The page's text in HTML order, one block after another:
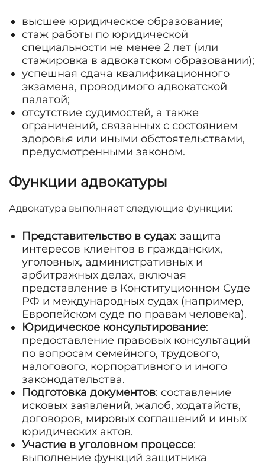
высшее юридическое образование;
стаж работы по юридической
специальности не менее 2 лет (или
стажировка в адвокатском образовании);
успешная сдача квалификационного
экзамена, проводимого адвокатской
палатой;
отсутствие судимостей, а также
ограничений, связанных с состоянием
здоровья или иными обстоятельствами,
предусмотренными законом.
Функции адвокатуры
Адвокатура выполняет следующие функции:
Представительство в судах: защита
интересов клиентов в гражданских,
уголовных, административных и
арбитражных делах, включая
представление в Конституционном Суде
РФ и международных судах (например,
Европейском суде по правам человека).
Юридическое консультирование:
предоставление правовых консультаций
по вопросам семейного, трудового,
налогового, корпоративного и иного
законодательства.
Подготовка документов: составление
исковых заявлений, жалоб, ходатайств,
договоров, мировых соглашений и иных
юридических актов.
Участие в уголовном процессе:
выполнение функций защитника